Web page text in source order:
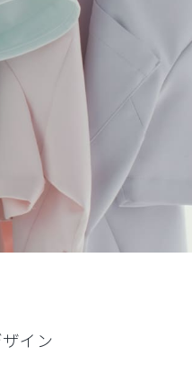
イン